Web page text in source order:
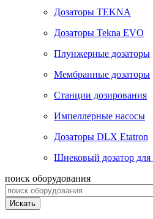
Дозаторы TEKNA
Дозаторы Tekna EVO
Плунжерные дозаторы
Мембранные дозаторы
Станции дозирования
Импеллерные насосы
Дозаторы DLX Etatron
Шнековый дозатор
поиск оборудования
Искать